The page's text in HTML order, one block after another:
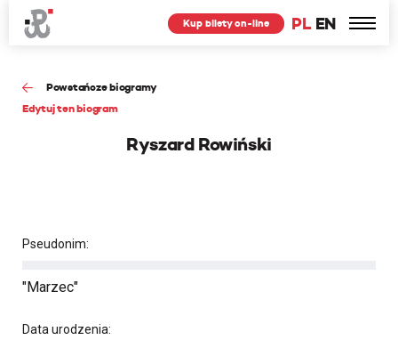
PL EN
Kup bilety on-line
Powstańcze biogramy
Edytuj ten biogram
Ryszard Rowiński
Pseudonim:
"Marzec"
Data urodzenia: